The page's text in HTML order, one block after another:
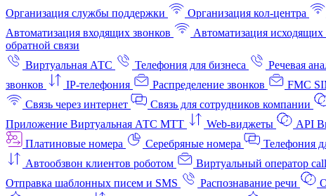
Организация службы поддержки
Организация кол-центра
Автоматизация входящих звонков
Автоматизация исходящих
обратной связи
Виртуальная АТС
Телефония для бизнеса Речевая
звонков
IP-телефония Распределение звонков FMC
Связь через интернет
Связь для сотрудников компании
Приложение Виртуальная АТС МТТ
Web-виджеты API
Платиновые номера
Серебряные номера Телефония
Автообзвон клиентов роботом
Виртуальный оператор
Отправка шаблонных писем и SMS
Распознавание речи